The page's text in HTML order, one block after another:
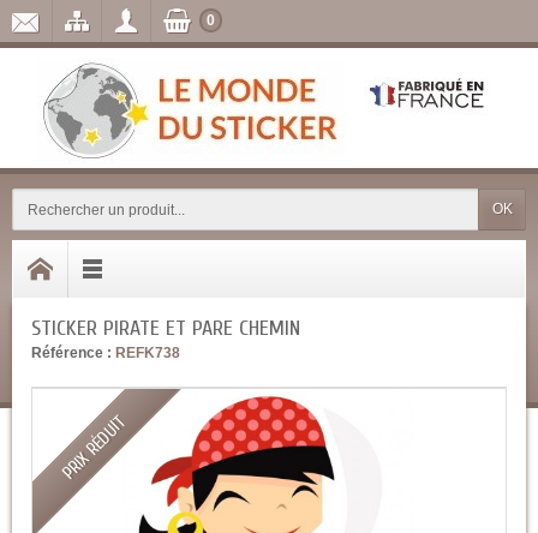
OK
0
STICKER PIRATE ET PARE CHEMIN
Référence : REFK738
PRIX RÉDUIT